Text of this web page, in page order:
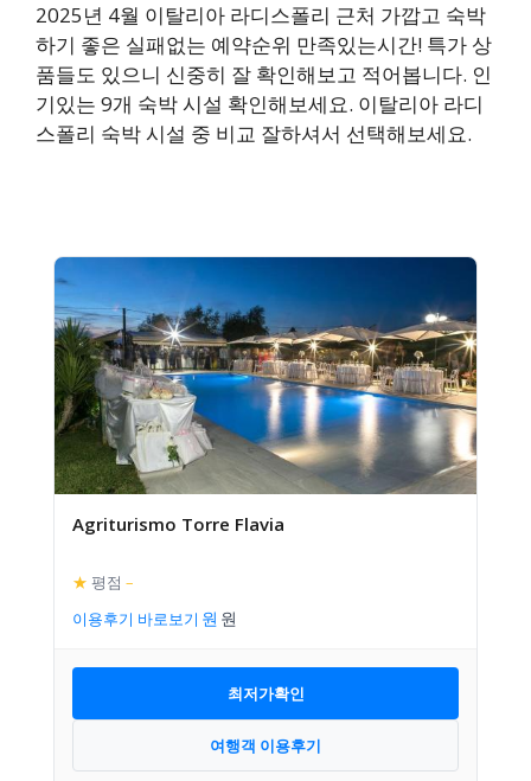
2025년 4월 이탈리아 라디스폴리 근처 가깝고 숙박
하기 좋은 실패없는 예약순위 만족있는시간! 특가 상
품들도 있으니 신중히 잘 확인해보고 적어봅니다. 인
기있는 9개 숙박 시설 확인해보세요. 이탈리아 라디
스폴리 숙박 시설 중 비교 잘하셔서 선택해보세요.
Agriturismo Torre Flavia
★ 평점 –
이용후기 바로보기
최저가확인
여행객 이용후기